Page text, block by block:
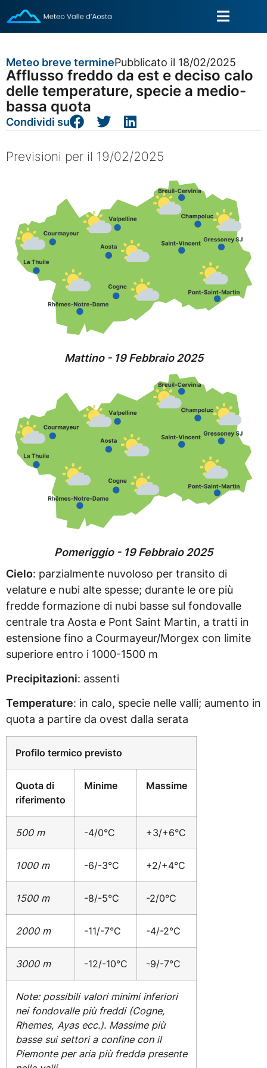
Meteo breve terminePubblicato il 18/02/2025
Afflusso freddo da est e deciso calo
delle temperature, specie a medio-
bassa quota
Condividi su
Previsioni per il 19/02/2025
Mattino - 19 Febbraio 2025
Pomeriggio - 19 Febbraio 2025
Cielo: parzialmente nuvoloso per transito di
velature e nubi alte spesse; durante le ore più
fredde formazione di nubi basse sul fondovalle
centrale tra Aosta e Pont Saint Martin, a tratti in
estensione fino a Courmayeur/Morgex con limite
superiore entro i 1000-1500 m
Precipitazioni: assenti
Temperature: in calo, specie nelle valli; aumento in
quota a partire da ovest dalla serata
Profilo termico previsto
Quota di
riferimento
Minime Massime
500 m -4/0°C +3/+6°C
1000 m -6/-3°C +2/+4°C
1500 m -8/-5°C -2/0°C
2000 m -11/-7°C -4/-2°C
3000 m -12/-10°C -9/-7°C
Note: possibili valori minimi inferiori
nei fondovalle più freddi (Cogne,
Rhemes, Ayas ecc.). Massime più
basse sui settori a confine con il
Piemonte per aria più fredda presente